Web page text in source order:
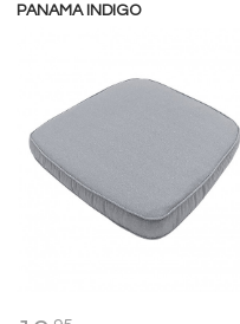
PANAMA INDIGO